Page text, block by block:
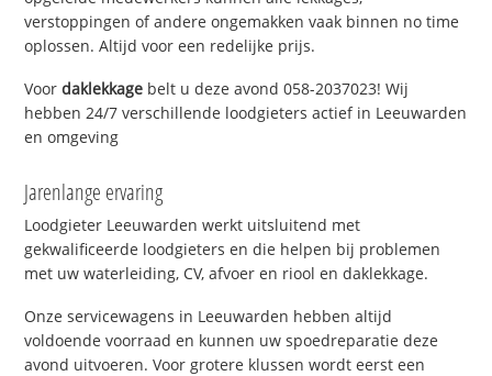
verstoppingen of andere ongemakken vaak binnen no time
oplossen. Altijd voor een redelijke prijs.
Voordaklekkage belt u deze avond 058-2037023! Wij
hebben 24/7 verschillende loodgieters actief in Leeuwarden
en omgeving
Jarenlange ervaring
Loodgieter Leeuwarden werkt uitsluitend met
gekwalificeerde loodgieters en die helpen bij problemen
met uw waterleiding, CV, afvoer en riool en daklekkage.
Onze servicewagens in Leeuwarden hebben altijd
voldoende voorraad en kunnen uw spoedreparatie deze
avond uitvoeren. Voor grotere klussen wordt eerst een